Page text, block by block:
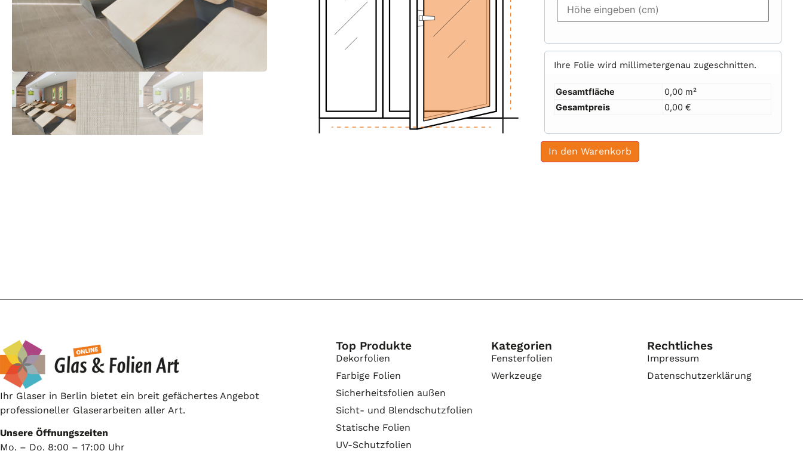
Ihre Folie wird millimetergenau zugeschnitten.
Gesamtfläche
0,00 m²
Gesamtpreis
0,00 €
In den Warenkorb
Ihr Glaser in Berlin bietet ein breit gefächertes Angebot
professioneller Glaserarbeiten aller Art.
Unsere Öffnungszeiten
Mo. – Do. 8:00 – 17:00 Uhr
Top Produkte
Dekorfolien
Farbige Folien
Sicherheitsfolien außen
Sicht- und Blendschutzfolien
Statische Folien
UV-Schutzfolien
Kategorien
Fensterfolien
Werkzeuge
Rechtliches
Impressum
Datenschutzerklärung